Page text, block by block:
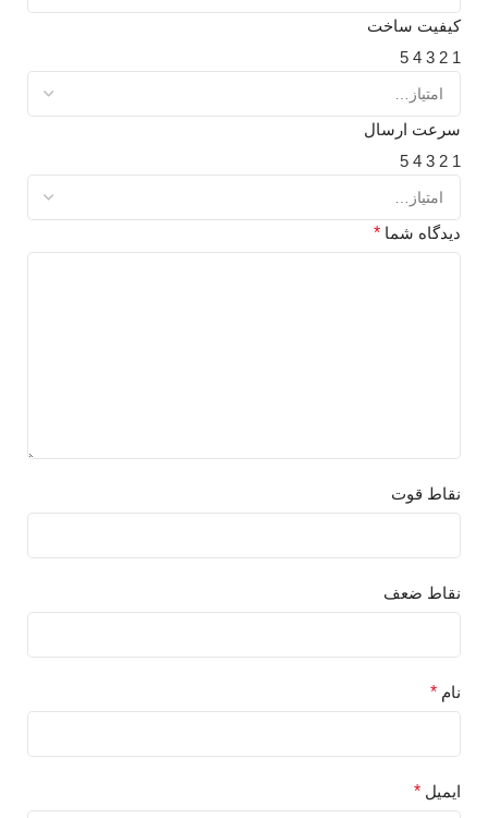
کیفیت ساخت
1
2
3
4
5
سرعت ارسال
1
2
3
4
5
دیدگاه شما *
نقاط قوت
نقاط ضعف
نام *
ایمیل *